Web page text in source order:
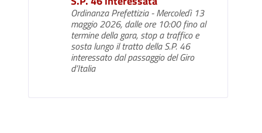
Ordinanza Prefettizia - Mercoledì 13
maggio 2026, dalle ore 10:00 fino al
termine della gara, stop a traffico e
sosta lungo il tratto della S.P. 46
interessato dal passaggio del Giro
d’Italia